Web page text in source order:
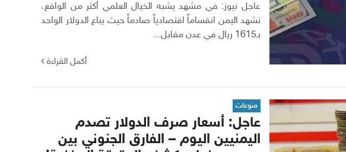
عاجل نيوز: في مشهد يشبه الخيال العلمي أكثر من الواقع،
تشهد اليمن انقساماً اقتصادياً صادماً حيث يباع الدولار الواحد
بـ1615 ريال في عدن مقابل...
أكمل القراءة
منوعات
عاجل: أسعار صرف الدولار تصدم
اليمنيين اليوم – الفارق الجنوني بين